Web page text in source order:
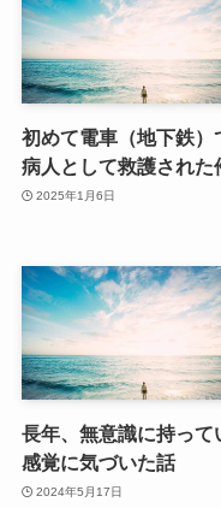
初めて電車（地下鉄）
病人として救護された
2025年1月6日
長年、無意識に持って
感覚に気づいた話
2024年5月17日